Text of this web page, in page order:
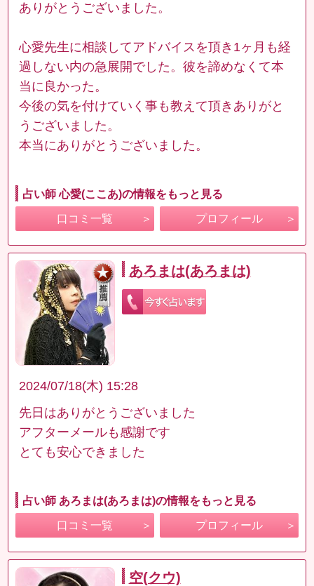
ありがとうございました。
心愛先生に相談してアドバイスを頂き1ヶ月も経
過しない内の急展開でした。彼を諦めなくて本
当に良かった。
今後の気を付けていく事も教えて頂きありがと
うございました。
本当にありがとうございました。
占い師 心愛(ここあ)の情報をもっと見る
口コミ一覧 プロフィール
あろまは(あろまは)
2024/07/18(木) 15:28
先日はありがとうございました
アフターメールも感謝です
とても安心できました
占い師 あろまは(あろまは)の情報をもっと見る
口コミ一覧 プロフィール
空(クウ)